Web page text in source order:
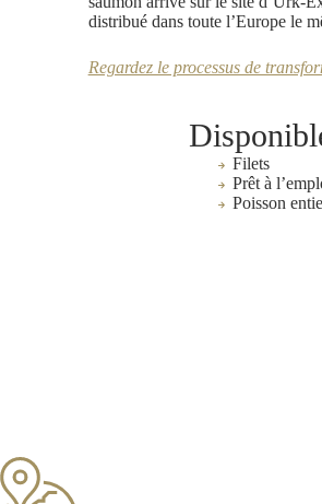
distribué dans toute l’Europe le
Regardez le processus de
Filets
Prêt à
Poisson